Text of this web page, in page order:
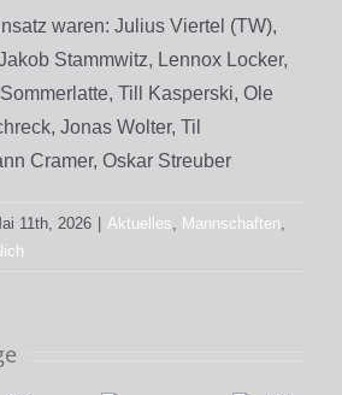
waren: Julius Viertel (TW),
Stammwitz, Lennox Locker,
Till Kasperski, Ole
Jonas Wolter, Til
Cramer, Oskar Streuber
11th, 2026 Aktuelles, Mannschaften,